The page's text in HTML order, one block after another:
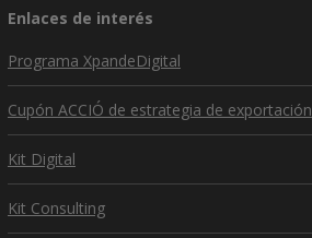
Enlaces de interés
Programa XpandeDigital
Cupón ACCIÓ de estrategia de exportación
Kit Digital
Kit Consulting